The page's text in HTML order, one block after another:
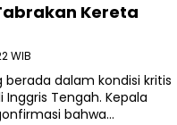
Kereta
WIB
berada dalam kondisi kritis
Tengah. Kepala
bahwa…